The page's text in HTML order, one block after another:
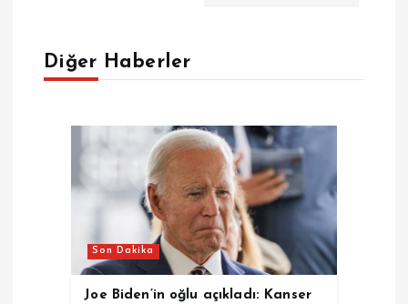
zDiğer Haberler
Son Dakika
Joe Biden’in oğlu açıkladı: Kanser